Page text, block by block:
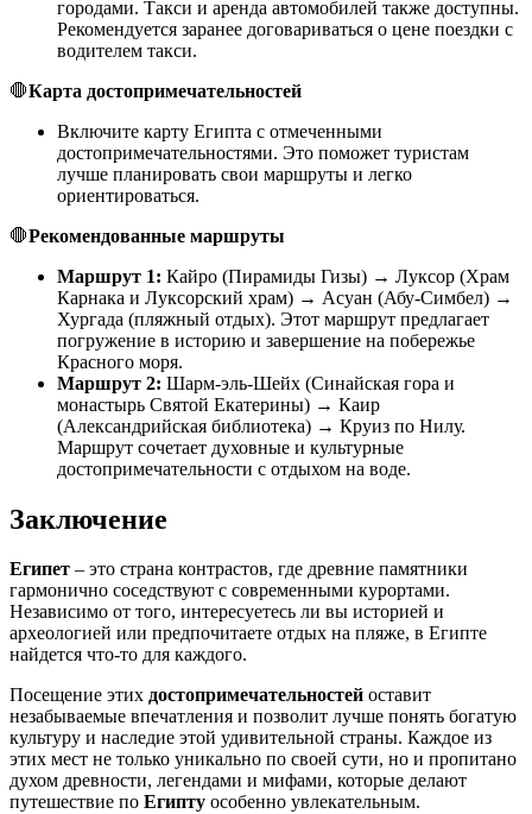
городами. Такси и аренда автомобилей также доступны.
Рекомендуется заранее договариваться о цене поездки с
водителем такси.
🛑Карта достопримечательностей
Включите карту Египта с отмеченными
достопримечательностями. Это поможет туристам
лучше планировать свои маршруты и легко
ориентироваться.
🛑Рекомендованные маршруты
Маршрут 1: Кайро (Пирамиды Гизы) → Луксор (Храм
Карнака и Луксорский храм) → Асуан (Абу-Симбел) →
Хургада (пляжный отдых). Этот маршрут предлагает
погружение в историю и завершение на побережье
Красного моря.
Маршрут 2: Шарм-эль-Шейх (Синайская гора и
монастырь Святой Екатерины) → Каир
(Александрийская библиотека) → Круиз по Нилу.
Маршрут сочетает духовные и культурные
достопримечательности с отдыхом на воде.
Заключение
Египет – это страна контрастов, где древние памятники
гармонично соседствуют с современными курортами.
Независимо от того, интересуетесь ли вы историей и
археологией или предпочитаете отдых на пляже, в Египте
найдется что-то для каждого.
Посещение этих достопримечательностей оставит
незабываемые впечатления и позволит лучше понять богатую
культуру и наследие этой удивительной страны. Каждое из
этих мест не только уникально по своей сути, но и пропитано
духом древности, легендами и мифами, которые делают
путешествие по Египту особенно увлекательным.